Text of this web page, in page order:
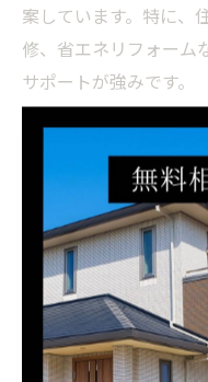
案しています。特に、
修、省エネリフォーム
サポートが強みです。
例えば、補助金申請
注意点、必要な見積
続きも丁寧にサポー
うとしたが条件が複
も、「ホーミーズに相
た」との声が寄せられ
補助金制度は毎年見直
たアドバイスが重要で